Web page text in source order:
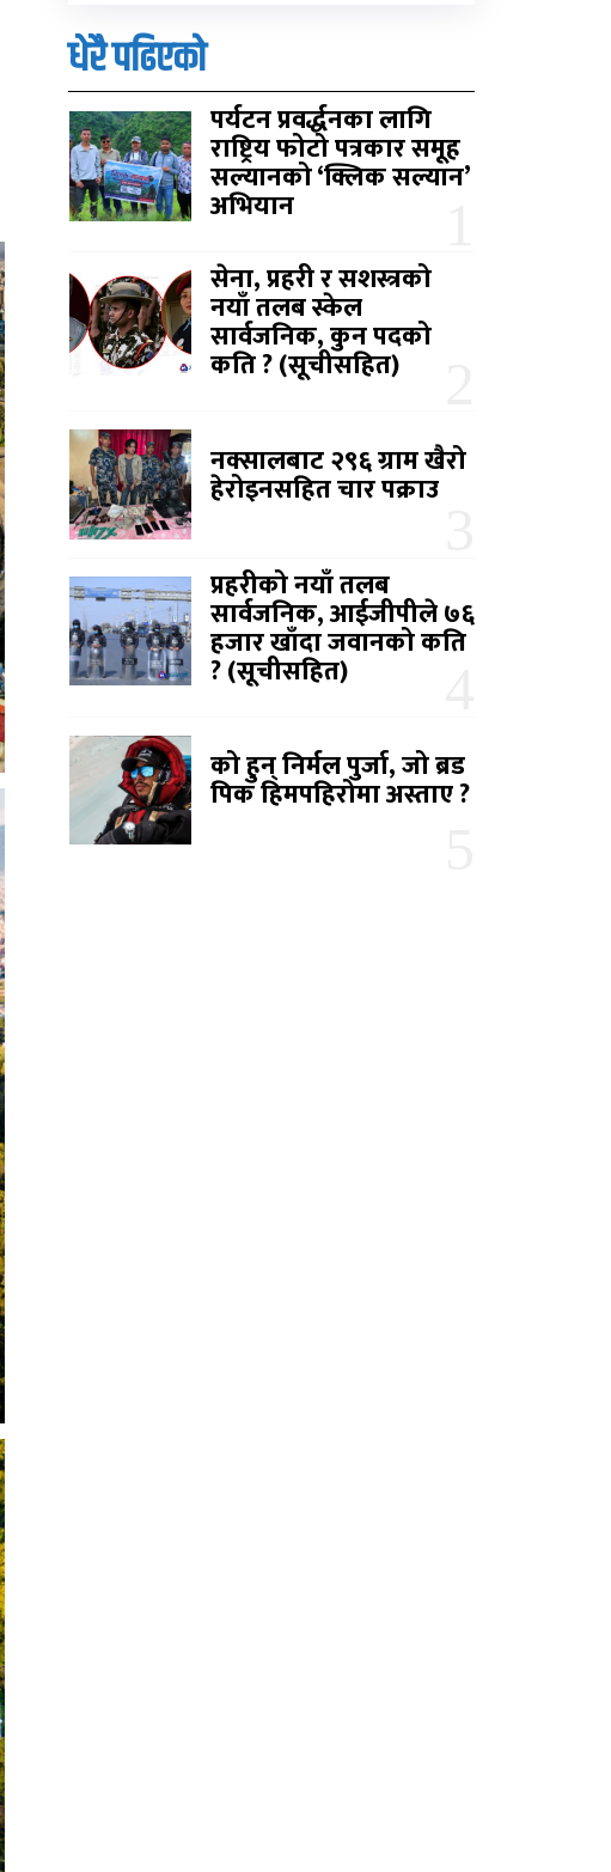
धेरै पढिएको
पर्यटन प्रवर्द्धनका लागि
राष्ट्रिय फोटो पत्रकार समूह
सल्यानको ‘क्लिक सल्यान’
अभियान
सेना, प्रहरी र सशस्त्रको
नयाँ तलब स्केल
सार्वजनिक, कुन पदको
कति ? (सूचीसहित)
नक्सालबाट २९६ ग्राम खैरो
हेरोइनसहित चार पक्राउ
प्रहरीको नयाँ तलब
सार्वजनिक, आईजीपीले ७६
हजार खाँदा जवानको कति
? (सूचीसहित)
को हुन् निर्मल पुर्जा, जो ब्रड
पिक हिमपहिरोमा अस्ताए ?